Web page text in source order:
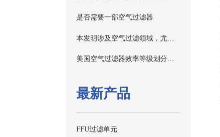
是否需要一部空气过滤器
本发明涉及空气过滤领域，尤其涉及一种二叉树式空气过滤器
美国空气过滤器效率等级划分标准
最新产品
FFU过滤单元